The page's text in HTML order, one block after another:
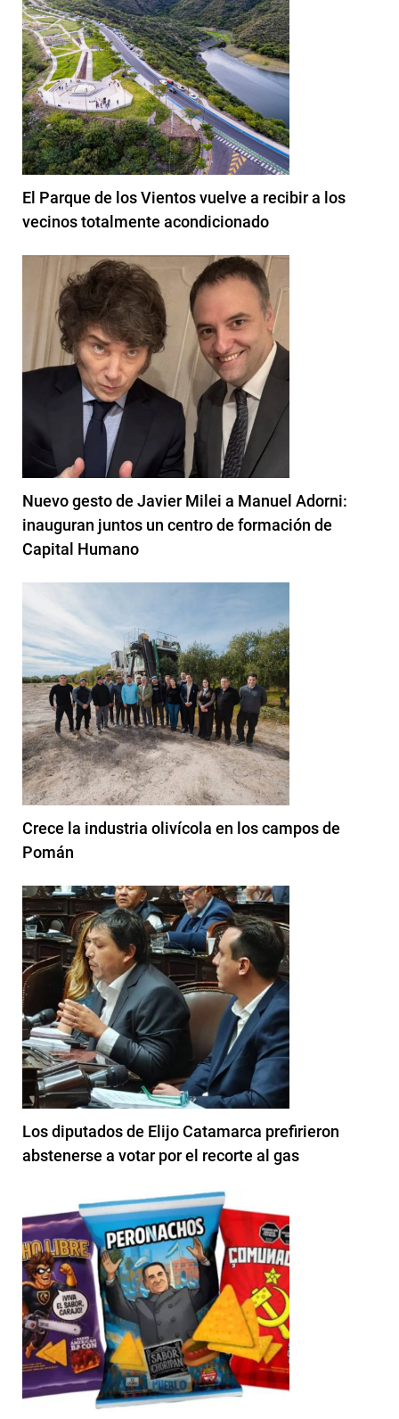
El Parque de los Vientos vuelve a recibir a los
vecinos totalmente acondicionado
Nuevo gesto de Javier Milei a Manuel Adorni:
inauguran juntos un centro de formación de
Capital Humano
Crece la industria olivícola en los campos de
Pomán
Los diputados de Elijo Catamarca prefirieron
abstenerse a votar por el recorte al gas